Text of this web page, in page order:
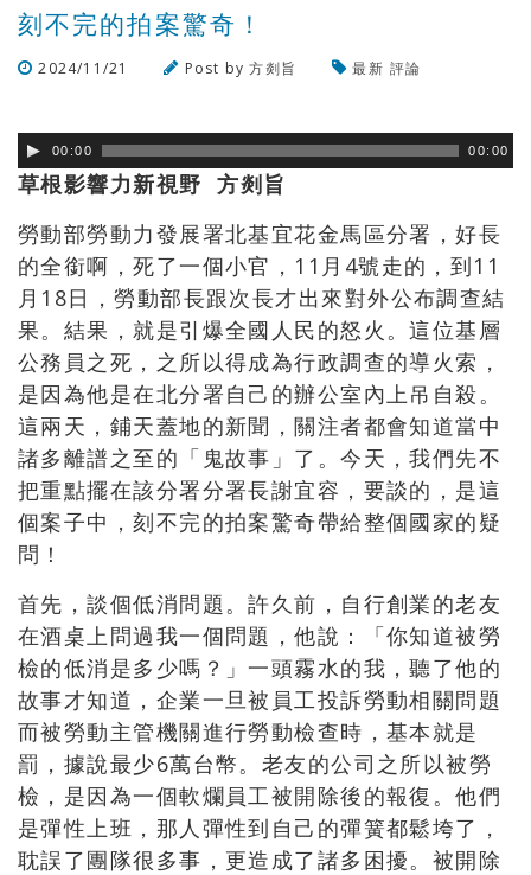
刻不完的拍案驚奇！
2024/11/21 Post by方剡旨 最新 評論
00:00 00:00
草根影響力新視野 方剡旨
勞動部勞動力發展署北基宜花金馬區分署，好長
的全銜啊，死了一個小官， 11 月 4號走的，到11
月 18日，勞動部長跟次長才出來對外公布調查結
果。結果，就是引爆全國人民的怒火。這位基層
公務員之死，之所以得成為行政調查的導火索，
是因為他是在北分署自己的辦公室內上吊自殺。
這兩天，鋪天蓋地的新聞，關注者都會知道當中
諸多離譜之至的「鬼故事」了。今天，我們先不
把重點擺在該分署分署長謝宜容，要談的，是這
個案子中，刻不完的拍案驚奇帶給整個國家的疑
問！
首先，談個低消問題。許久前，自行創業的老友
在酒桌上問過我一個問題，他說：「你知道被勞
檢的低消是多少嗎？」一頭霧水的我，聽了他的
故事才知道，企業一旦被員工投訴勞動相關問題
而被勞動主管機關進行勞動檢查時，基本就是
罰，據說最少6萬台幣。老友的公司之所以被勞
檢，是因為一個軟爛員工被開除後的報復。他們
是彈性上班，那人彈性到自己的彈簧都鬆垮了，
耽誤了團隊很多事，更造成了諸多困擾。被開除